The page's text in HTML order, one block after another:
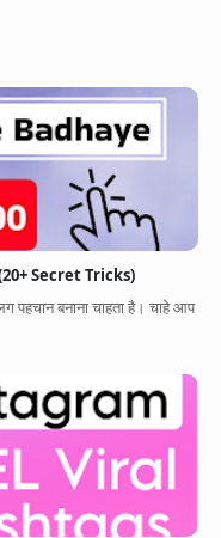
Secret Tricks)
पहचान बनाना चाहता है। चाहे आप